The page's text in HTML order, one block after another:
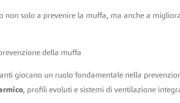
non solo a prevenire la muffa, ma anche a
della muffa
giocano un ruolo fondamentale nella
, profili evoluti e sistemi di ventilazione